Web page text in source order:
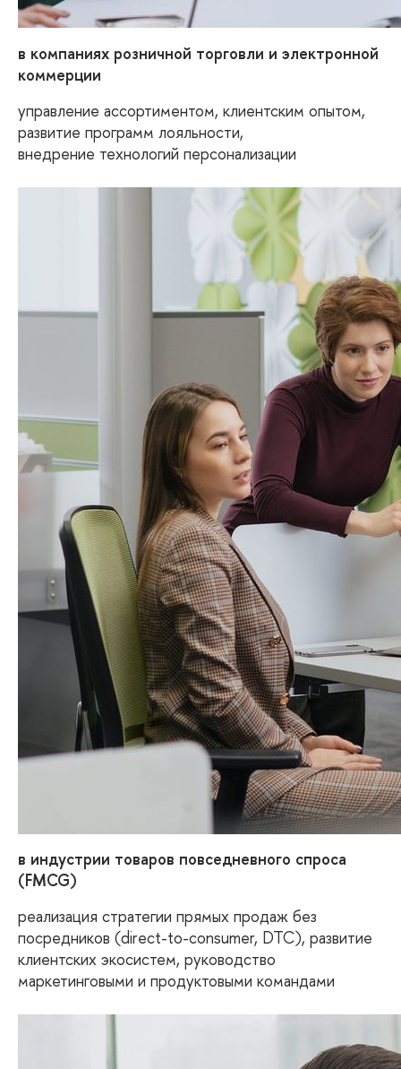
в компаниях розничной торговли и электронной
коммерции
управление ассортиментом, клиентским опытом,
развитие программ лояльности,
внедрение технологий персонализации
в индустрии товаров повседневного спроса
(FMCG)
реализация стратегии прямых продаж без
посредников (direct-to-consumer, DTC), развитие
клиентских экосистем, руководство
маркетинговыми и продуктовыми командами